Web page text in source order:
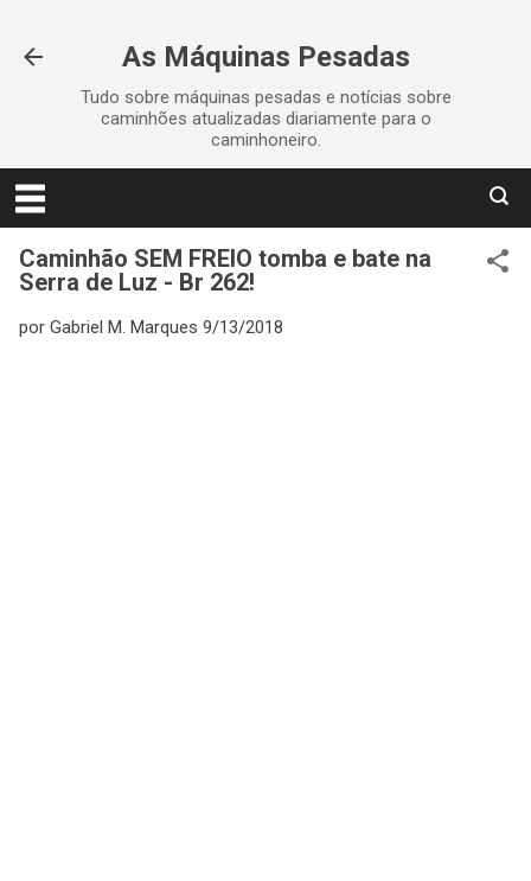
As Máquinas Pesadas
Tudo sobre máquinas pesadas e notícias sobre
caminhões atualizadas diariamente para o
caminhoneiro.
Caminhão SEM FREIO tomba e bate na
Serra de Luz - Br 262!
por Gabriel M. Marques 9/13/2018